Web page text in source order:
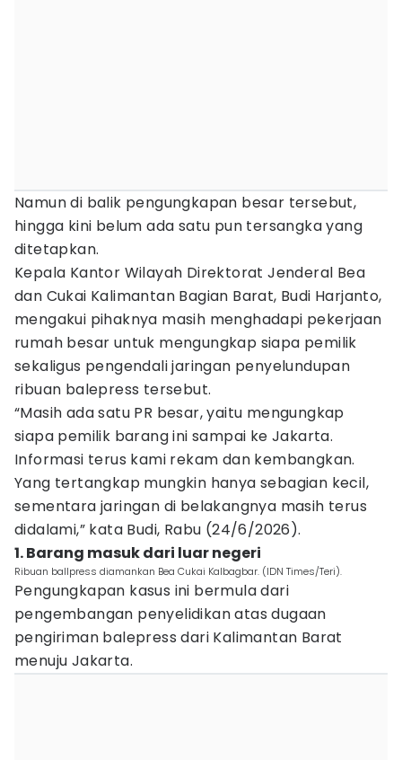
Namun di balik pengungkapan besar tersebut,
hingga kini belum ada satu pun tersangka yang
ditetapkan.
Kepala Kantor Wilayah Direktorat Jenderal Bea
dan Cukai Kalimantan Bagian Barat, Budi Harjanto,
mengakui pihaknya masih menghadapi pekerjaan
rumah besar untuk mengungkap siapa pemilik
sekaligus pengendali jaringan penyelundupan
ribuan balepress tersebut.
“Masih ada satu PR besar, yaitu mengungkap
siapa pemilik barang ini sampai ke Jakarta.
Informasi terus kami rekam dan kembangkan.
Yang tertangkap mungkin hanya sebagian kecil,
sementara jaringan di belakangnya masih terus
didalami,” kata Budi, Rabu (24/6/2026).
1. Barang masuk dari luar negeri
Ribuan ballpress diamankan Bea Cukai Kalbagbar. (IDN Times/Teri).
Pengungkapan kasus ini bermula dari
pengembangan penyelidikan atas dugaan
pengiriman balepress dari Kalimantan Barat
menuju Jakarta.